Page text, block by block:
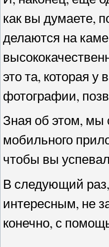
как вы думаете,
делаются на
это та, которая
фотографии,
Зная об этом, мы
мобильного
чтобы вы
В следующий
интересным, не
конечно, с